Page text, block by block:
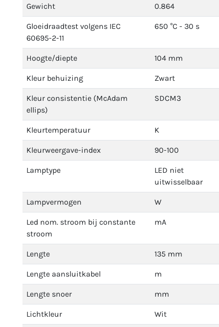
Gewicht 0.864
Gloeidraadtest volgens IEC
60695-2-11
650 °C - 30 s
Hoogte/diepte 104 mm
Kleur behuizing Zwart
Kleur consistentie (McAdam
ellips)
SDCM3
Kleurtemperatuur K
Kleurweergave-index 90-100
Lamptype
LED niet
uitwisselbaar
Lampvermogen W
Led nom. stroom bij constante
stroom
mA
Lengte 135 mm
Lengte aansluitkabel m
Lengte snoer mm
Lichtkleur Wit